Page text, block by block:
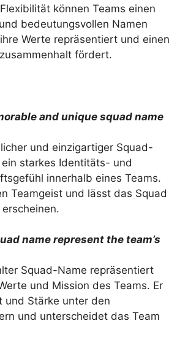
können Teams einen
bedeutungsvollen Namen
Werte repräsentiert und einen
fördert.
and unique squad name
und einzigartiger Squad-
starkes Identitäts- und
innerhalb eines Teams.
Teamgeist und lässt das Squad
name represent the team’s
Squad-Name repräsentiert
und Mission des Teams. Er
und Stärke unter den
und unterscheidet das Team